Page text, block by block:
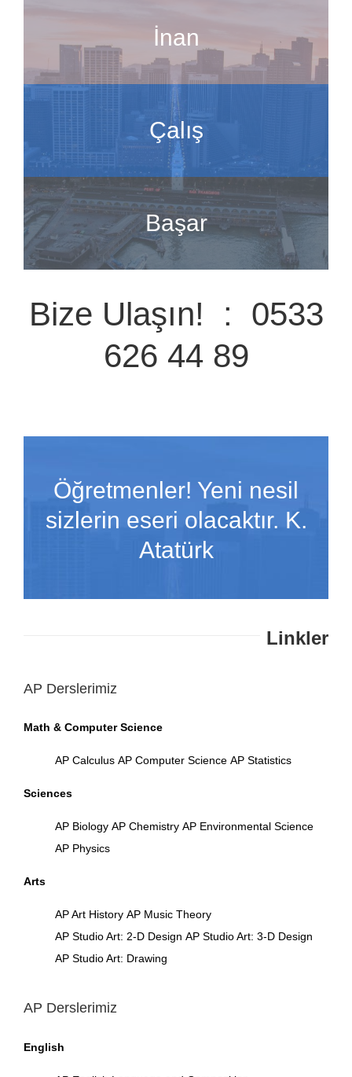
İnan
Çalış
Başar
Bize Ulaşın! : 0533
626 44 89
Öğretmenler! Yeni nesil
sizlerin eseri olacaktır. K.
Atatürk
Linkler
AP Derslerimiz
Math & Computer Science
AP Calculus AP Computer Science AP Statistics
Sciences
AP Biology AP Chemistry AP Environmental Science
AP Physics
Arts
AP Art History AP Music Theory
AP Studio Art: 2-D Design AP Studio Art: 3-D Design
AP Studio Art: Drawing
AP Derslerimiz
English